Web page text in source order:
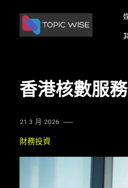
content
香港核數服
21 3 月 2026
財務投資